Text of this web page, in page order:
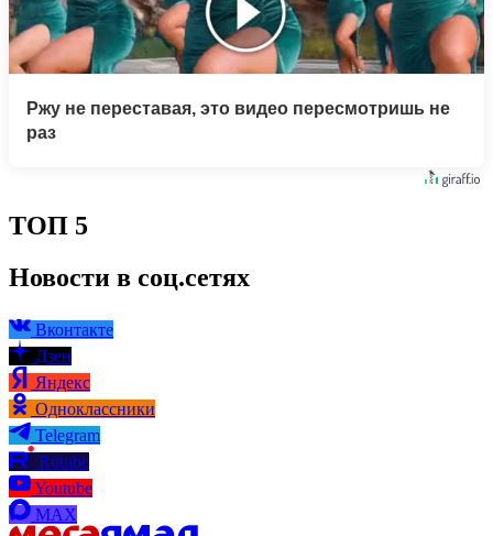
Ржу не переставая, это видео пересмотришь не
раз
ТОП 5
Новости в соц.сетях
Вконтакте
Дзен
Яндекс
Одноклассники
Telegram
Rutube
Youtube
MAX